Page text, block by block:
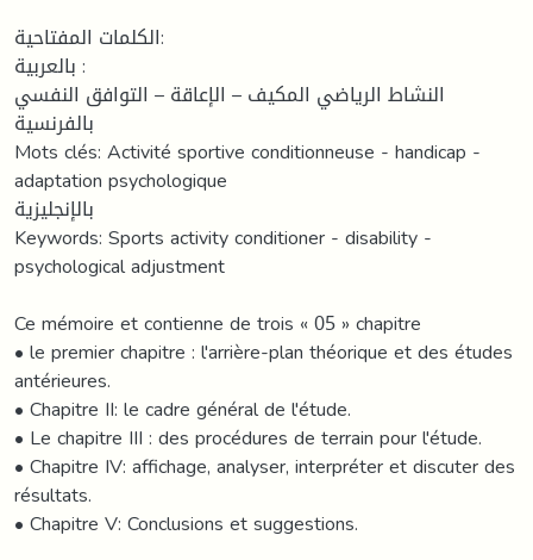
الكلمات المفتاحية:
بالعربية :
النشاط الرياضي المكيف – الإعاقة – التوافق النفسي
بالفرنسية
Mots clés: Activité sportive conditionneuse - handicap -
adaptation psychologique
بالإنجليزية
Keywords: Sports activity conditioner - disability -
psychological adjustment
Ce mémoire et contienne de trois « 05 » chapitre
• le premier chapitre : l'arrière-plan théorique et des études
antérieures.
• Chapitre II: le cadre général de l'étude.
• Le chapitre III : des procédures de terrain pour l'étude.
• Chapitre IV: affichage, analyser, interpréter et discuter des
résultats.
• Chapitre V: Conclusions et suggestions.